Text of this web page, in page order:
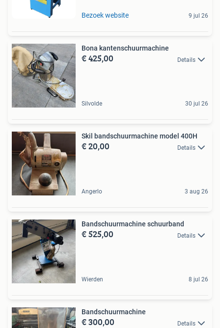
Bezoek website 9 jul 26
Bona kantenschuurmachine
€ 425,00 Details
Silvolde 30 jul 26
Skil bandschuurmachine model 400H
€ 20,00 Details
Angerlo 3 aug 26
Bandschuurmachine schuurband
€ 525,00 Details
Wierden 8 jul 26
Bandschuurmachine
€ 300,00 Details